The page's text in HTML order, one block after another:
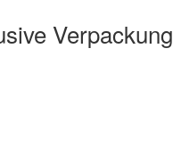
Verpackung